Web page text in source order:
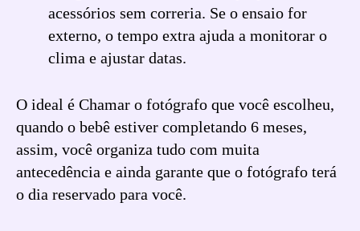
acessórios sem correria. Se o ensaio for
externo, o tempo extra ajuda a monitorar o
clima e ajustar datas.
O ideal é Chamar o fotógrafo que você escolheu,
quando o bebê estiver completando 6 meses,
assim, você organiza tudo com muita
antecedência e ainda garante que o fotógrafo terá
o dia reservado para você.